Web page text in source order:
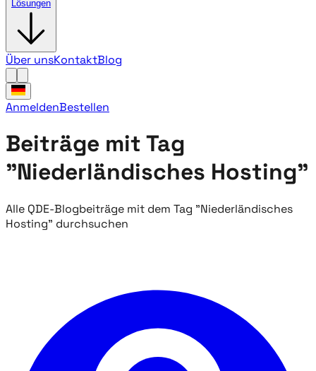
Lösungen
Über unsKontaktBlog
AnmeldenBestellen
Beiträge mit Tag
"Niederländisches Hosting"
Alle QDE-Blogbeiträge mit dem Tag "Niederländisches
Hosting" durchsuchen